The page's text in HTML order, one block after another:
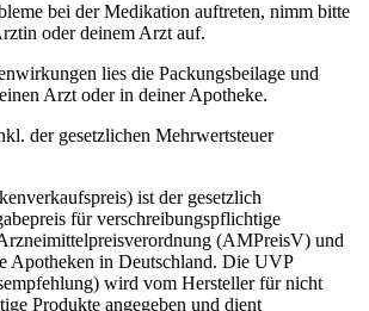
bei der Medikation auftreten, nimm bitte
oder deinem Arzt auf.
lies die Packungsbeilage und
Arzt oder in deiner Apotheke.
der gesetzlichen Mehrwertsteuer
ist der gesetzlich
für verschreibungspflichtige
(AMPreisV) und
Apotheken in Deutschland. Die UVP
wird vom Hersteller für nicht
Produkte angegeben und dient